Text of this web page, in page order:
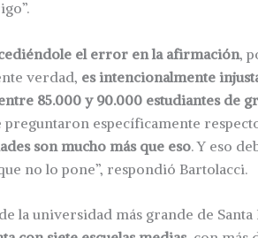
el error en la afirmación,
verdad, es intencionalmente
85.000 y 90.000 estudiantes de
preguntaron específicamente
son mucho más que eso. Y eso
no lo pone”, respondió Bartolacci.
la universidad más grande de Santa